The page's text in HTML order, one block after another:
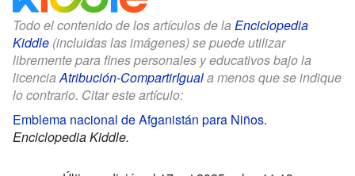
Todo el contenido de los artículos de la Enciclopedia
Kiddle (incluidas las imágenes) se puede utilizar
libremente para fines personales y educativos bajo la
licenciaAtribución-CompartirIguala menos que se indique
lo contrario. Citar este artículo:
Emblema nacional de Afganistán para Niños.
Enciclopedia Kiddle.